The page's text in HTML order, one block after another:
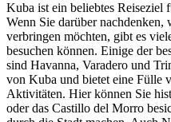
Kuba ist ein beliebtes Reiseziel
Wenn Sie darüber
verbringen möchten, gibt es
besuchen können. Einige der
sind Havanna, Varadero und
von Kuba und bietet eine Fülle
Aktivitäten. Hier können Sie
oder das Castillo del Morro